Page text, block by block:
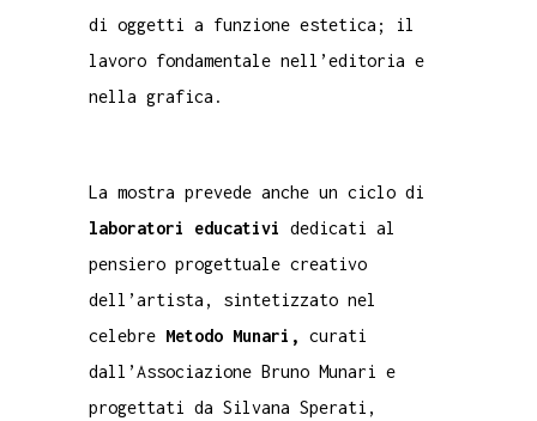
di oggetti a funzione estetica; il
lavoro fondamentale nell’editoria e
nella grafica.
La mostra prevede anche un ciclo di
laboratori educativi dedicati al
pensiero progettuale creativo
dell’artista, sintetizzato nel
celebre Metodo Munari, curati
dall’Associazione Bruno Munari e
progettati da Silvana Sperati,